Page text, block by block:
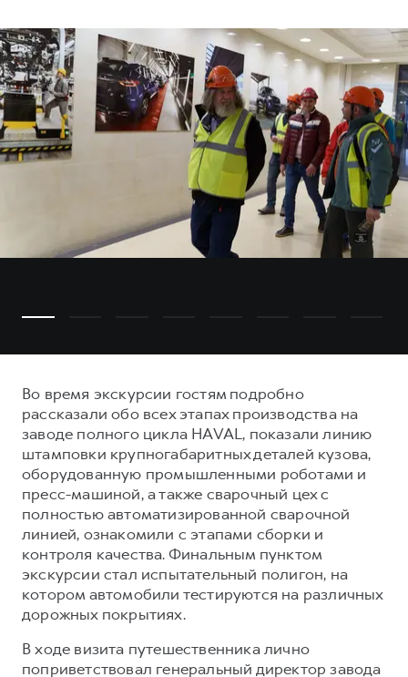
Во время экскурсии гостям подробно
рассказали обо всех этапах производства на
заводе полного цикла HAVAL, показали линию
штамповки крупногабаритных деталей кузова,
оборудованную промышленными роботами и
пресс-машиной, а также сварочный цех с
полностью автоматизированной сварочной
линией, ознакомили с этапами сборки и
контроля качества. Финальным пунктом
экскурсии стал испытательный полигон, на
котором автомобили тестируются на различных
дорожных покрытиях.
В ходе визита путешественника лично
поприветствовал генеральный директор завода